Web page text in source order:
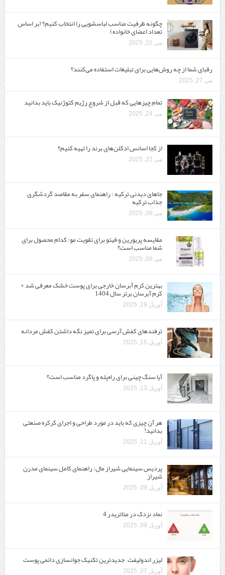
چگونه ظرفیت مناسب لباسشویی را انتخاب کنیم؟ (بر اساس
تعداد اعضای خانواده)
می 31, 2025
رقبای شما از چه روش‌هایی برای تبلیغات استفاده می‌کنند؟
می 27, 2025
تمام چیزهایی که قبل از شروع رژیم کتوژنیک باید بدانید‎
می 24, 2025
از کجا اسانس ادکلن‌های برند را تهیه کنیم؟
می 22, 2025
جاهای دیدنی ترکیه : راهنمای سفر به مقاصد گردشگری
جذاب ترکیه
می 08, 2025
مقایسه پریورین و فیتو برای تقویت مو: کدام محصول برای
شما مناسب است؟
می 06, 2025
بهترین کرم آبرسان خارجی برای پوست خشک معرفی شد +
کرم آبرسان برتر سال 1404
آوریل 19, 2025
ترفندهای کفش آرسی برای تمیز نگه داشتن کفش مردانه
آوریل 15, 2025
آیا سنگ چینی برای راه‌پله و پاگرد مناسب است؟
آوریل 13, 2025
هر آن چیزی که باید در مورد طراحی و اجرای کرکره صنعتی
بدانید!
آوریل 11, 2025
پردیس سینمایی شیراز مال: راهنمای کامل سینمای مدرن
شیراز
آوریل 09, 2025
نماد نزدک در متاتریدر 4
آوریل 09, 2025
لیزر اندولیفت – جدیدترین تکنیک جوانسازی دائمی پوست
آوریل 07, 2025